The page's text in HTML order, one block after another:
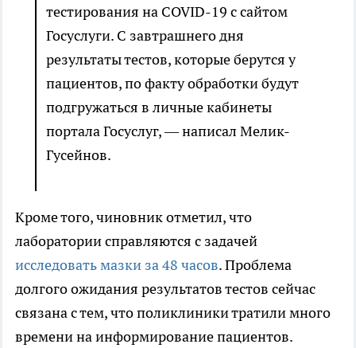
тестирования на COVID-19 с сайтом
Госуслуги. С завтрашнего дня
результаты тестов, которые берутся у
пациентов, по факту обработки будут
подгружаться в личные кабинеты
портала Госуслуг, — написал Мелик-
Гусейнов.
Кроме того, чиновник отметил, что
лаборатории справляются с задачей
исследовать мазки за 48 часов. Проблема
долгого ожидания результатов тестов сейчас
связана с тем, что поликлиники тратили много
времени на информирование пациентов.